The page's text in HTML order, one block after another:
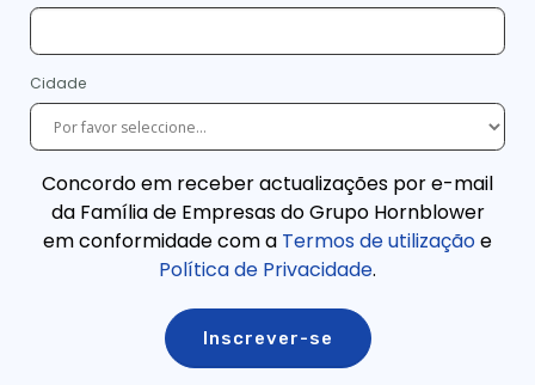
Cidade
Concordo em receber actualizações por e-mail
da Família de Empresas do Grupo Hornblower
em conformidade com a Termos de utilizaçãoe
Política de Privacidade.